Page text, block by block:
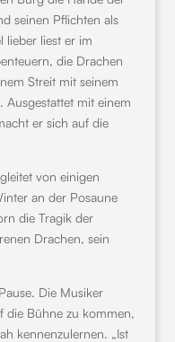
seinen Pflichten als
lieber liest er im
die Drachen
Streit mit seinem
Ausgestattet mit einem
er sich auf die
von einigen
an der Posaune
die Tragik der
Drachen, sein
Die Musiker
die Bühne zu kommen,
kennenzulernen. „Ist